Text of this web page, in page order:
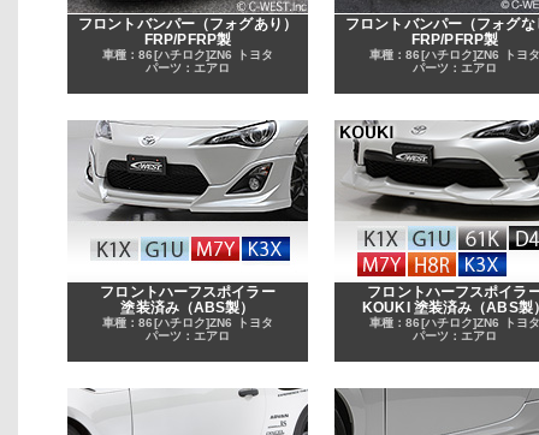
フロントバンパー（フォグあり）
FRP/PFRP製
車種：86[ハチロク]ZN6 トヨタ
パーツ：エアロ
フロントバンパー（フォグな
FRP/PFRP製
車種：86[ハチロク]ZN6 トヨ
パーツ：エアロ
フロントハーフスポイラー
塗装済み（ABS製）
車種：86[ハチロク]ZN6 トヨタ
パーツ：エアロ
フロントハーフスポイラ
KOUKI 塗装済み（ABS製
車種：86[ハチロク]ZN6 トヨ
パーツ：エアロ